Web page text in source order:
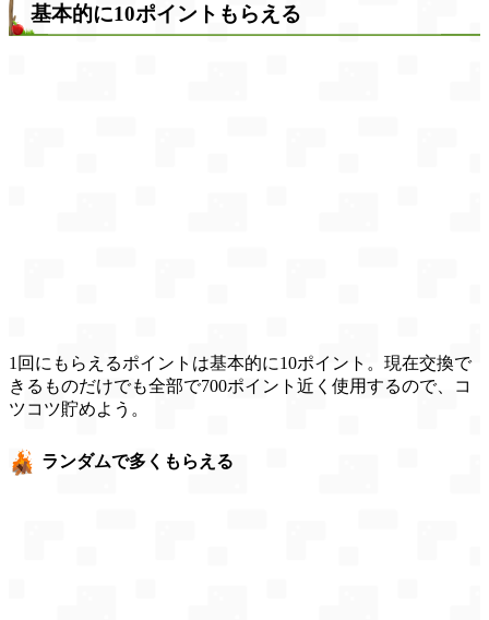
基本的に10ポイントもらえる
1回にもらえるポイントは基本的に10ポイント。現在交換で
きるものだけでも全部で700ポイント近く使用するので、コ
ツコツ貯めよう。
ランダムで多くもらえる